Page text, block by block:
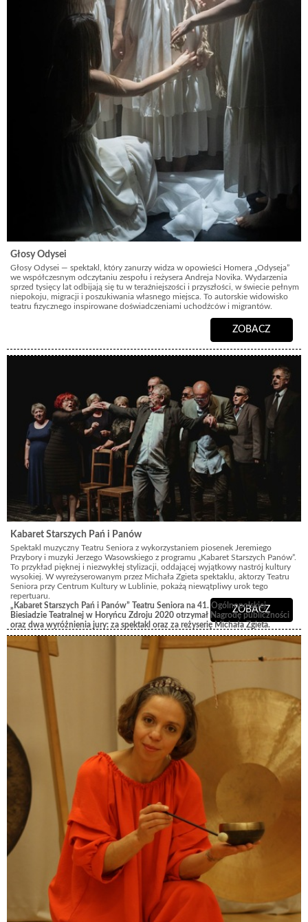
Głosy Odysei
Głosy Odysei — spektakl, który zanurzy widza w opowieści Homera „Odyseja”
we współczesnym odczytaniu zespołu i reżysera Andreja Novika. Wydarzenia
sprzed tysięcy lat odbijają się tu w teraźniejszości i przyszłości, w świecie pełnym
niepokoju, migracji i poszukiwania własnego miejsca. To autorskie widowisko
teatru fizycznego inspirowane doświadczeniami uchodźców i migrantów.
ZOBACZ
Kabaret Starszych Pań i Panów
Spektakl muzyczny Teatru Seniora z wykorzystaniem piosenek Jeremiego
Przybory i muzyki Jerzego Wasowskiego z programu „Kabaret Starszych Panów”.
To przykład pięknej i niezwykłej stylizacji, oddającej wyjątkowy nastrój kultury
wysokiej. W wyreżyserowanym przez Michała Zgieta spektaklu, aktorzy Teatru
Seniora przy Centrum Kultury w Lublinie, pokażą niewątpliwy urok tego
repertuaru.
„ Kabaret Starszych Pań i Panów” Teatru Seniora na 41. Ogólnopolskiej
Biesiadzie Teatralnej w Horyńcu Zdroju 2020 otrzymał Nagrodę publiczności
oraz dwa wyróżnienia jury: za spektakl oraz za reżyserię Michała Zgieta.
reżyseria: Michał Zgiet; obsada: Anna Kuszneruk, Grażyna Czarnota, Maria
Lipiec, Zenobia Kotuła, Teresa Chojnacka, Zofia Mitrut, Jerzy Kałduś, Grzegorz
Michalec, Tadeusz Nowak, Henryk Szuba
ZOBACZ